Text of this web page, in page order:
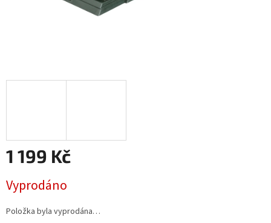
1 199 Kč
cena:
Vyprodáno
Položka byla vyprodána…